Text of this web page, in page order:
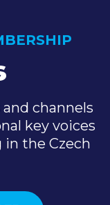
channels
key voices
the Czech